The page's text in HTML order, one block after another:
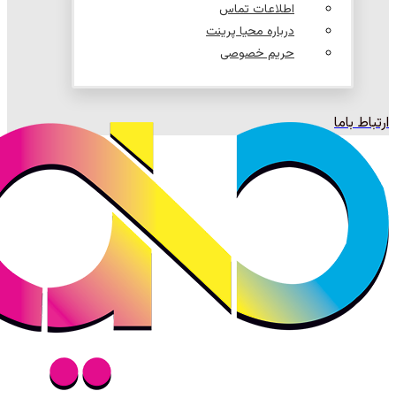
اطلاعات تماس
درباره محیا پرینت
حریم خصوصی
ارتباط باما